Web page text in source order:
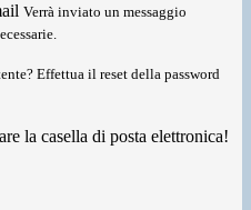
Verrà inviato un messaggio
Effettua il reset della password
la casella di posta elettronica!